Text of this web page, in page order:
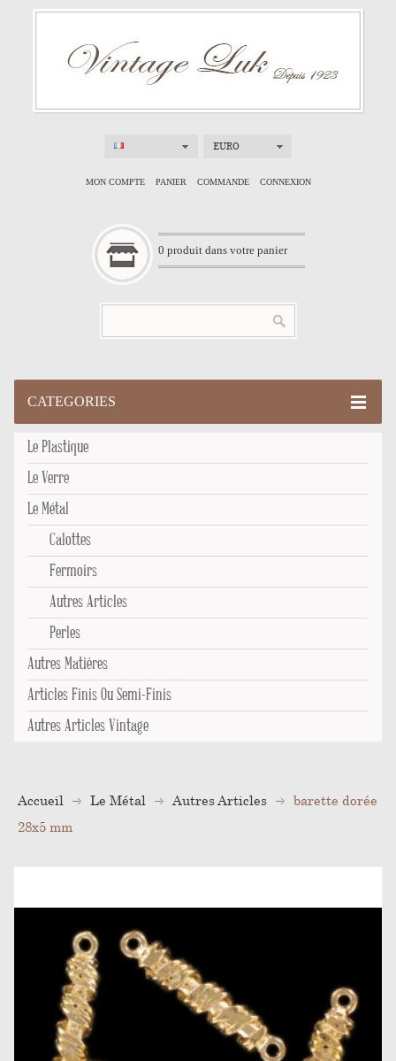
EURO
MON COMPTE PANIER COMMANDE CONNEXION
0 produit dans votre panier
CATEGORIES
Le Plastique
Le Verre
Le Métal
Calottes
Fermoirs
Autres Articles
Perles
Autres Matières
Articles Finis Ou Semi-Finis
Autres Articles Vintage
Accueil Le Métal Autres Articles
barette dorée
28x5 mm